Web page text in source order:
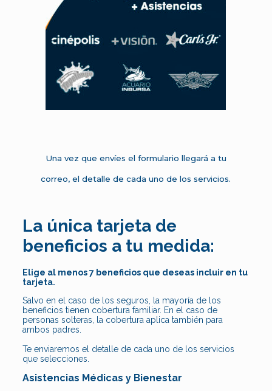
Una vez que envíes el formulario llegará a tu
correo, el detalle de cada uno de los servicios.